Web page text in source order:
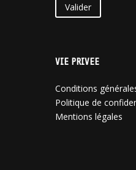
Valider
VIE PRIVEE
Conditions
Politique de
Mentions légales